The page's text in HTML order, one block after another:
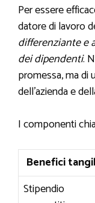
Per essere
datore di lavoro
differenziante e
dei dipendenti.
promessa, ma
dell’azienda e
I componenti
Benefici
Stipendio